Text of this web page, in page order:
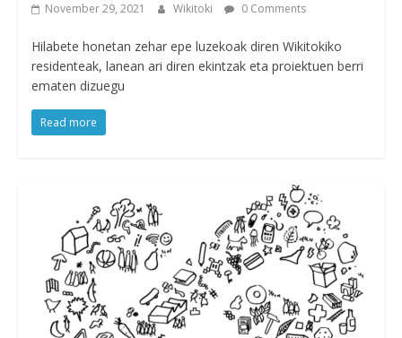
November 29, 2021 Wikitoki 0 Comments
Hilabete honetan zehar epe luzekoak diren Wikitokiko
residenteak, lanean ari diren ekintzak eta proiektuen berri
ematen dizuegu
Read more